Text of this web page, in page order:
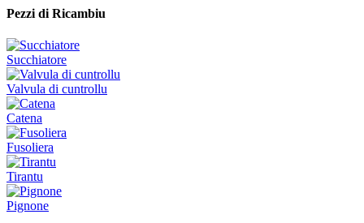
Pezzi di Ricambiu
Succhiatore
Valvula di cuntrollu
Catena
Fusoliera
Tirantu
Pignone